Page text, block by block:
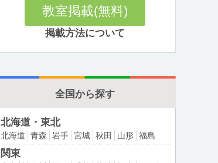
教室掲載(無料)
掲載方法について
全国から探す
北海道・東北
北海道 青森 岩手 宮城 秋田 山形 福島
関東